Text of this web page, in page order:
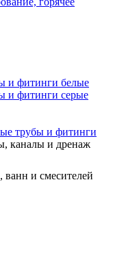
и фитинги белые
и фитинги серые
трубы и фитинги
каналы и дренаж
и смесителей